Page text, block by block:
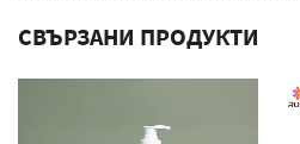
СВЪРЗАНИ ПРОДУКТИ